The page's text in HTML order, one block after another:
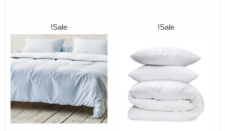
Sale!
Sale!
SELECT OPTIONS